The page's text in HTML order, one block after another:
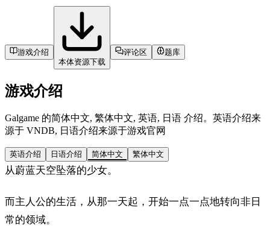
游戏介绍
本体资源下载
评论区 题库
游戏介绍
Galgame 的简体中文, 繁体中文, 英语, 日语 介绍。英语介绍来
源于 VNDB, 日语介绍来源于游戏官网
英语介绍 日语介绍 简体中文 繁体中文
从蔚蓝天空坠落的少女。
而主人公的生活，从那一天起，开始一点一点地转向非日
常的领域。